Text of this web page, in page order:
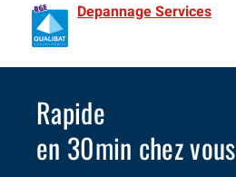
Depannage Services
Rapide
en 30min chez vous